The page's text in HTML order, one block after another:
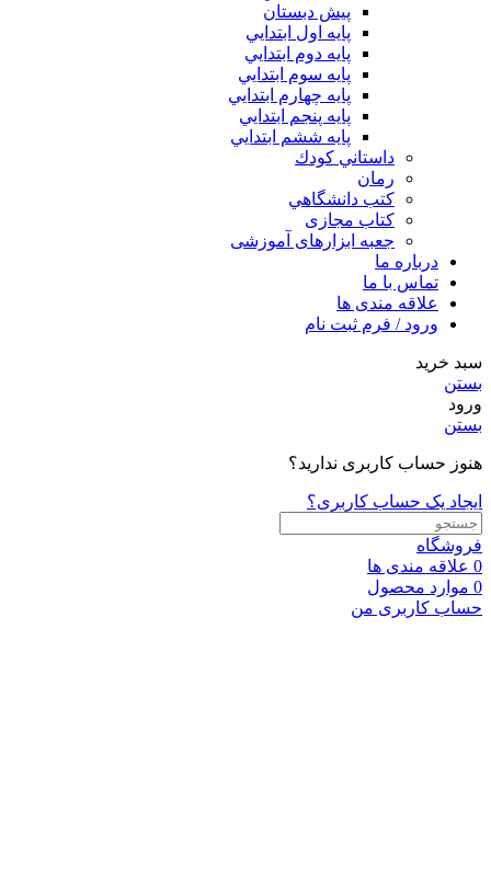
پیش دبستان
پايه اول ابتدايي
پايه دوم ابتدايي
پايه سوم ابتدايي
پايه چهارم ابتدايي
پايه پنجم ابتدايي
پايه ششم ابتدايي
داستاني كودك
رمان
كتب دانشگاهي
کتاب مجازی
جعبه ابزارهای آموزشی
درباره ما
تماس با ما
علاقه مندی ها
ورود / فرم ثبت نام
سبد خرید
بستن
ورود
بستن
هنوز حساب کاربری ندارید؟
ایجاد یک حساب کاربری؟
فروشگاه
0 علاقه مندی ها
0 موارد محصول
حساب کاربری من